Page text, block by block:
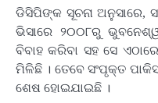
ଡିସିପିଙ୍କ ସୂଚନା ଅନୁସାରେ,
ଭିସାରେ ୨୦୦୮ରୁ
ବିବାହ କରିବା ସହ ସେ
ମିଳିଛି । ତେବେ ସଂପୃକ୍ତ
ଶେଷ ହୋଇଯାଇଛି ।